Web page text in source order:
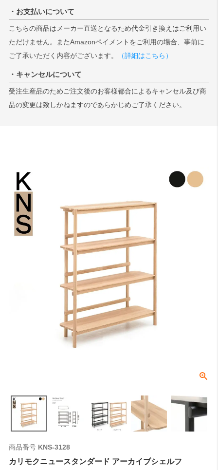
・お支払いについて
こちらの商品はメーカー直送となるため代金引き換えはご利用い
ただけません。またAmazonペイメントをご利用の場合、事前に
ご了承いただく内容がございます。
（詳細はこちら）
・キャンセルについて
受注生産品のためご注文後のお客様都合によるキャンセル及び商
品の変更は致しかねますのであらかじめご了承ください。
商品番号 KNS-3128
カリモクニュースタンダード アーカイブシェルフ